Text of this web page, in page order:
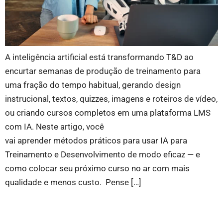
A inteligência artificial está transformando T&D ao
encurtar semanas de produção de treinamento para
uma fração do tempo habitual, gerando design
instrucional, textos, quizzes, imagens e roteiros de vídeo,
ou criando cursos completos em uma plataforma LMS
com IA. Neste artigo, você
vai aprender métodos práticos para usar IA para
Treinamento e Desenvolvimento de modo eficaz — e
como colocar seu próximo curso no ar com mais
qualidade e menos custo. Pense […]